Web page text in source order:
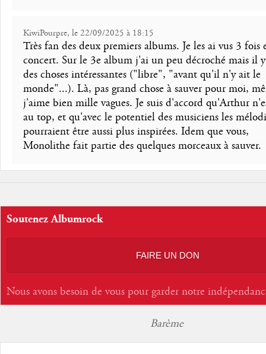
KiwiPourpre, le 22/09/2025 à 18:15
Très fan des deux premiers albums. Je les ai vus 3 fois
concert. Sur le 3e album j'ai un peu décroché mais il
des choses intéressantes ("libre", "avant qu'il n'y ait le
monde"...). Là, pas grand chose à sauver pour moi,
j'aime bien mille vagues. Je suis d'accord qu'Arthur
au top, et qu'avec le potentiel des musiciens les
pourraient être aussi plus inspirées. Idem que vous,
Monolithe fait partie des quelques morceaux à sauver.
Soutenez Albumrock
FAIRE UN DON
Nous avons besoin de vous pour garder notre
Barème